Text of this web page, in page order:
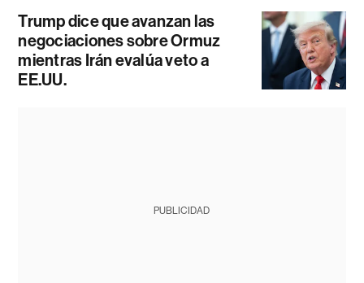
Trump dice que avanzan las
negociaciones sobre Ormuz
mientras Irán evalúa veto a
EE.UU.
PUBLICIDAD